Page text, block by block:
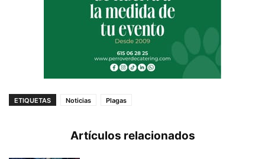
ETIQUETAS Noticias Plagas
Artículos relacionados